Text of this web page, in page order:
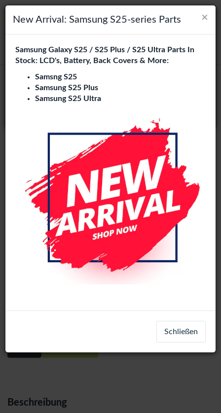
×
Wählen Sie Ihre Sprache
Es sieht so aus, als wären Sie in Vereinigte Staaten
Besuchen Sie
Navigation umschalten
suchen
Login
Beschreibung
×
New Arrival: Samsung S25-series Parts
Samsung Galaxy S25 / S25 Plus / S25 Ultra Parts In
Stock: LCD's, Battery, Back Covers & More:
Samsng S25
Samsung S25 Plus
Samsung S25 Ultra
Schließen